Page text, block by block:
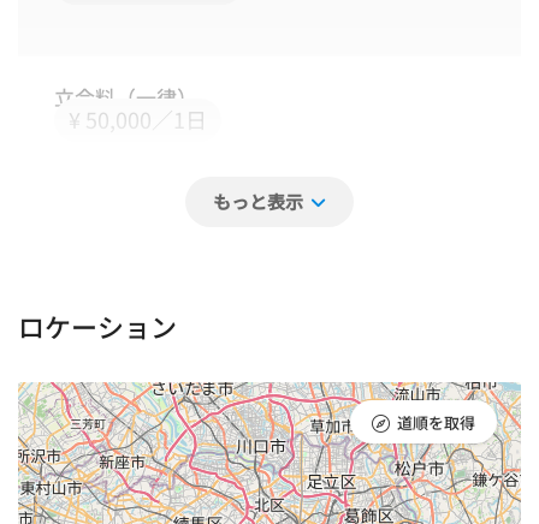
立会料（一律）
¥ 50,000／1日
深夜手当
※夜23時以降にかかる撮影
¥ 20,000／1人
ロケーション
道順を取得